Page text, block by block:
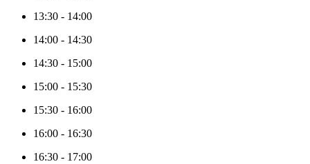
13:30 - 14:00
14:00 - 14:30
14:30 - 15:00
15:00 - 15:30
15:30 - 16:00
16:00 - 16:30
16:30 - 17:00